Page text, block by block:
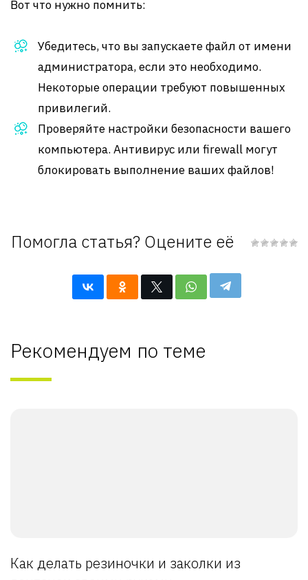
Вот что нужно помнить:
Убедитесь, что вы запускаете файл от имени
администратора, если это необходимо.
Некоторые операции требуют повышенных
привилегий.
Проверяйте настройки безопасности вашего
компьютера. Антивирус или firewall могут
блокировать выполнение ваших файлов!
Помогла статья? Оцените её
Рекомендуем по теме
Как делать резиночки и заколки из